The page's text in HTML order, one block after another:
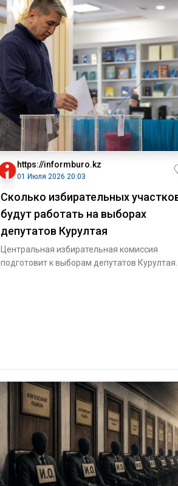
https://informburo.kz
01 Июля 2026 20:03
Сколько избирательных
будут работать на выборах
депутатов Курултая
Центральная избирательная комиссия
подготовит к выборам депутатов Курултая